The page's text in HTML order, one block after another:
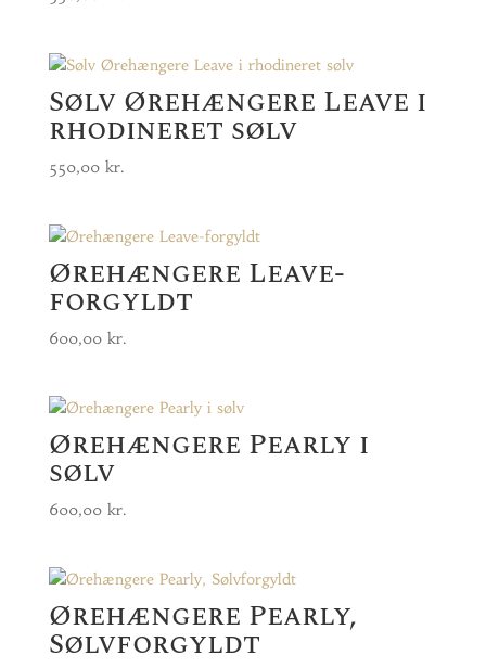
Sølv Ørehængere Leave i
rhodineret sølv
550,00 kr.
Ørehængere Leave-
forgyldt
600,00 kr.
Ørehængere Pearly i
sølv
600,00 kr.
Ørehængere Pearly,
Sølvforgyldt